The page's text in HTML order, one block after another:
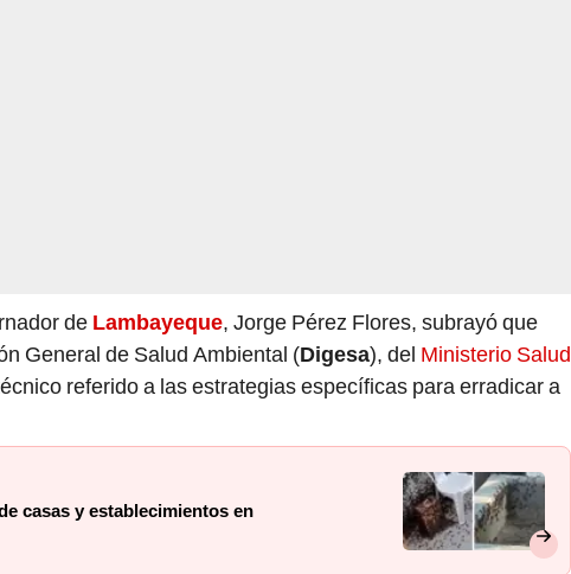
de Lambayeque, Jorge Pérez Flores, subrayó que
General de Salud Ambiental (Digesa), del Ministerio Salud
referido a las estrategias específicas para erradicar a
casas y establecimientos en